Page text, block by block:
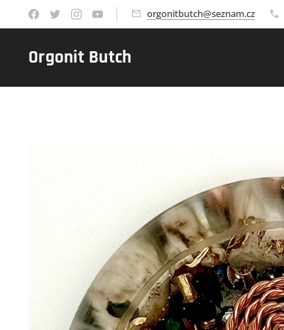
orgonitbutch@seznam.cz
Orgonit Butch